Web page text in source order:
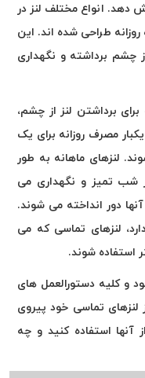
دهد. انواع مختلف لنز در
روزانه طراحی شده اند. این
چشم برداشته و نگهداری
برداشتن لنز از چشم،
مصرف روزانه برای یک
لنزهای ماهانه به طور
شب تمیز و نگهداری می
دور انداخته می شوند.
لنزهای تماسی که می
استفاده شوند.
و کلیه دستورالعمل های
لنزهای تماسی خود پیروی
آنها استفاده کنید و چه